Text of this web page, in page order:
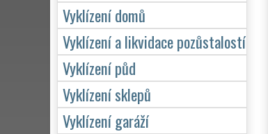
Vyklízení domů
Vyklízení a likvidace pozůstalostí
Vyklízení půd
Vyklízení sklepů
Vyklízení garáží